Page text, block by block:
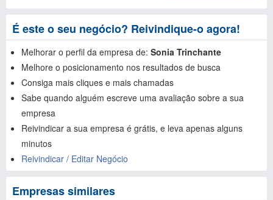
É este o seu negócio? Reivindique-o agora!
Melhorar o perfil da empresa de: Sonia Trinchante
Melhore o posicionamento nos resultados de busca
Consiga mais cliques e mais chamadas
Sabe quando alguém escreve uma avaliação sobre a sua
empresa
Reivindicar a sua empresa é grátis, e leva apenas alguns
minutos
Reivindicar / Editar Negócio
Empresas similares